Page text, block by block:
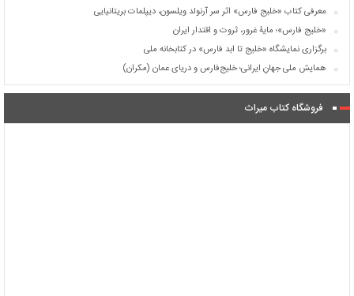
معرفی کتاب «خلیج فارس» اثر سر آرنولد ویلسون، دیپلمات بریتانیایی
«خلیج فارس»؛ مایۀ غرور، ثروت و اقتدار ایران
برگزاری نمایشگاه «خلیج تا ابد فارس» در کتابخانه ملی
همایش ملی جهانِ ایرانی؛ خلیج‌فارس و دریای عمان (مکران)
فروشگاه کتاب میراث